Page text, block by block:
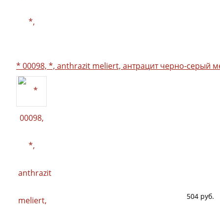
* 00098, *, anthrazit meliert, антрацит черно-серый
504 руб.